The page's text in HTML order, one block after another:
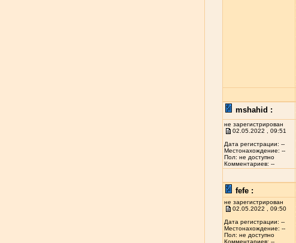
mshahid :
не зарегистрирован
02.05.2022 , 09:51
Дата регистрации: --
Местонахождение: --
Пол: не доступно
Комментариев: --
fefe :
не зарегистрирован
02.05.2022 , 09:50
Дата регистрации: --
Местонахождение: --
Пол: не доступно